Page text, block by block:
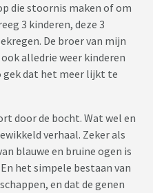
die stoornis maken of om
3 kinderen, deze 3
De broer van mijn
alledrie weer kinderen
gek dat het meer lijkt te
door de bocht. Wat wel en
verhaal. Zeker als
blauwe en bruine ogen is
het simpele bestaan van
en dat de genen